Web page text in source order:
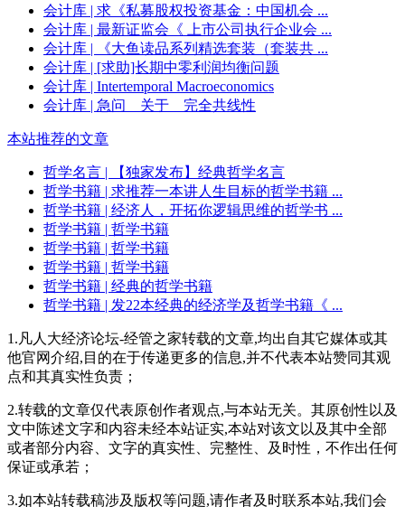
会计库 | 求《私募股权投资基金：中国机会 ...
会计库 | 最新证监会《 上市公司执行企业会 ...
会计库 | 《大鱼读品系列精选套装（套装共 ...
会计库 | [求助]长期中零利润均衡问题
会计库 | Intertemporal Macroeconomics
会计库 | 急问 关于 完全共线性
本站推荐的文章
哲学名言 | 【独家发布】经典哲学名言
哲学书籍 | 求推荐一本讲人生目标的哲学书籍 ...
哲学书籍 | 经济人，开拓你逻辑思维的哲学书 ...
哲学书籍 | 哲学书籍
哲学书籍 | 哲学书籍
哲学书籍 | 哲学书籍
哲学书籍 | 经典的哲学书籍
哲学书籍 | 发22本经典的经济学及哲学书籍《 ...
1.凡人大经济论坛-经管之家转载的文章,均出自其它媒体或其
他官网介绍,目的在于传递更多的信息,并不代表本站赞同其观
点和其真实性负责；
2.转载的文章仅代表原创作者观点,与本站无关。其原创性以及
文中陈述文字和内容未经本站证实,本站对该文以及其中全部
或者部分内容、文字的真实性、完整性、及时性，不作出任何
保证或承若；
3.如本站转载稿涉及版权等问题,请作者及时联系本站,我们会